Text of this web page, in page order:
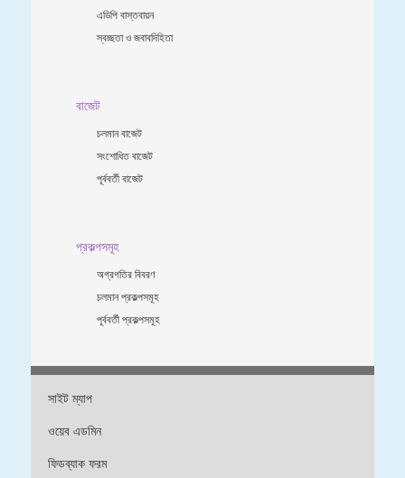
এডিপি বাস্তবায়ন
স্বচ্ছতা ও জবাবদিহিতা
বাজেট
চলমান বাজেট
সংশোধিত বাজেট
পূর্ববর্তী বাজেট
প্রকল্পসমূহ
অগ্রগতির বিবরণ
চলমান প্রকল্পসমূহ
পূর্ববর্তী প্রকল্পসমূহ
সাইট ম্যাপ
ওয়েব এডমিন
ফিডব্যাক ফরম